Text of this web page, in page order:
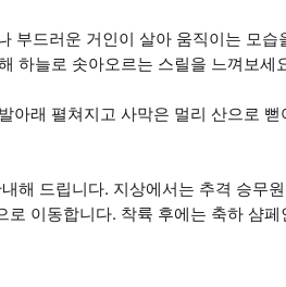
부드러운 거인이 살아 움직이는 모습
하늘로 솟아오르는 스릴을 느껴보세
아래 펼쳐지고 사막은 멀리 산으로 뻗
해 드립니다. 지상에서는 추격 승무
이동합니다. 착륙 후에는 축하 샴페